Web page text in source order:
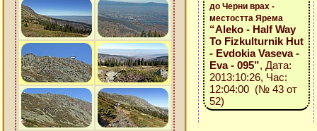
до Черни врах -
местостта Ярема
“Aleko - Half Way
To Fizkulturnik Hut
- Evdokia Vaseva -
Eva - 095”, Дата:
2013:10:26, Час:
12:04:00 (№ 43 от
52)